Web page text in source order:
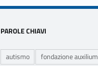
Sidebar
PAROLE CHIAVI
autismo fondazione auxilium